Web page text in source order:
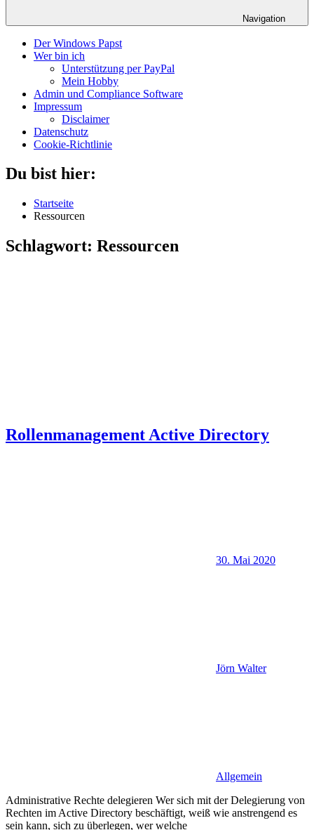
Navigation
Der Windows Papst
Wer bin ich
Unterstützung per PayPal
Mein Hobby
Admin und Compliance Software
Impressum
Disclaimer
Datenschutz
Cookie-Richtlinie
Du bist hier:
Startseite
Ressourcen
Schlagwort: Ressourcen
Rollenmanagement Active Directory
30. Mai 2020
Jörn Walter
Allgemein
Administrative Rechte delegieren Wer sich mit der Delegierung von
Rechten im Active Directory beschäftigt, weiß wie anstrengend es
sein kann, sich zu überlegen, wer welche